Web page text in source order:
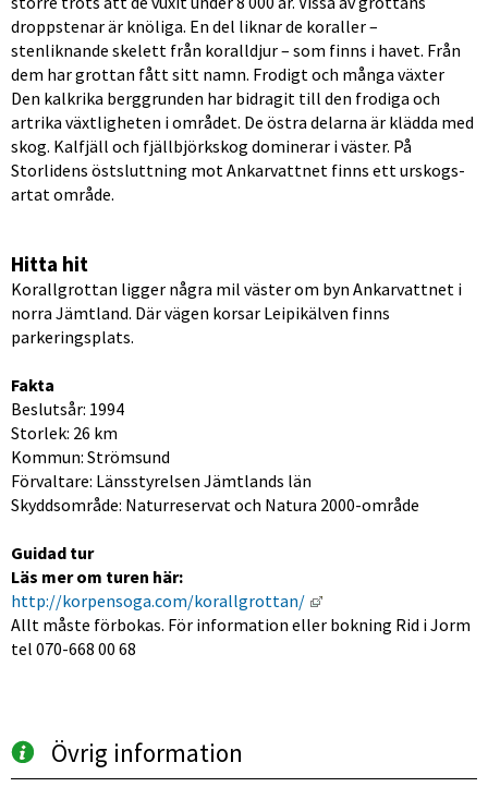
droppstenar är knöliga. En del liknar de koraller –
stenliknande skelett från koralldjur – som finns i havet. Från
dem har grottan fått sitt namn. Frodigt och många växter
Den kalkrika berggrunden har bidragit till den frodiga och
artrika växtligheten i området. De östra delarna är klädda med
skog. Kalfjäll och fjäll­björkskog dominerar i väster. På
Storlidens östsluttning mot Ankarvattnet finns ett urskogs­
artat område.
Hitta hit
Korallgrottan ligger några mil väster om byn Ankarvattnet i
norra Jämtland. Där vägen korsar Leipikälven finns
parkeringsplats.
Fakta
Beslutsår: 1994
Storlek: 26 km
Kommun: Strömsund
Förvaltare: Länsstyrelsen Jämtlands län
Skyddsområde: Naturreservat och Natura 2000-område
Guidad tur
http://korpensoga.com/korallgrottan/
Länk till annan
Allt måste förbokas. För information eller bokning Rid i Jorm
tel 070-668 00 68
Övrig information